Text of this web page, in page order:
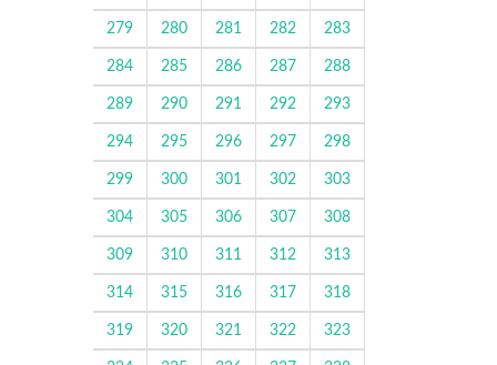
279 280 281 282 283
284 285 286 287 288
289 290 291 292 293
294 295 296 297 298
299 300 301 302 303
304 305 306 307 308
309 310 311 312 313
314 315 316 317 318
319 320 321 322 323